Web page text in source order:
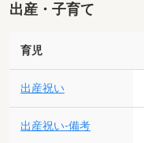
出産・子育て
育児
出産祝い
出産祝い-備考